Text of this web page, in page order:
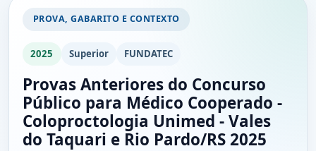
PROVA, GABARITO E CONTEXTO
2025 Superior FUNDATEC
Provas Anteriores do Concurso
Público para Médico Cooperado -
Coloproctologia Unimed - Vales
do Taquari e Rio Pardo/RS 2025